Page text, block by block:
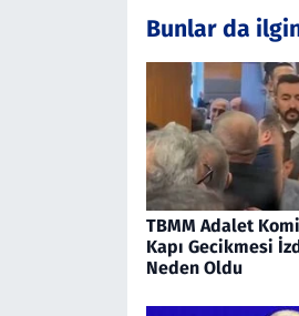
Bunlar da
TBMM Adalet
Kapı Gecikmesi
Neden Oldu